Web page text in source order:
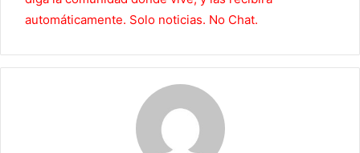
automáticamente. Solo noticias. No Chat.